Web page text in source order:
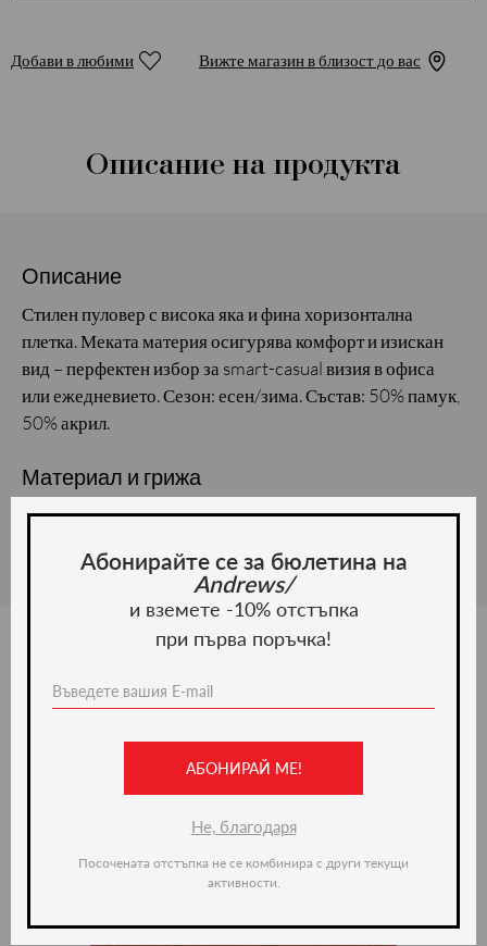
Добави в любими Вижте магазин в близост до вас
Описание на продукта
Описание
Стилен пуловер с висока яка и фина хоризонтална
плетка. Меката материя осигурява комфорт и изискан
вид – перфектен избор за smart-casual визия в офиса
или ежедневието. Сезон: есен/зима. Състав: 50% памук,
50% акрил.
Материал и грижа
Материал: Памук
Ние препоръчваме
Абонирайте се за бюлетина на
Andrews/
и вземете -10% отстъпка
при първа поръчка!
АБОНИРАЙ МЕ!
Не, благодаря
Посочената отстъпка не се комбинира с други текущи
активности.